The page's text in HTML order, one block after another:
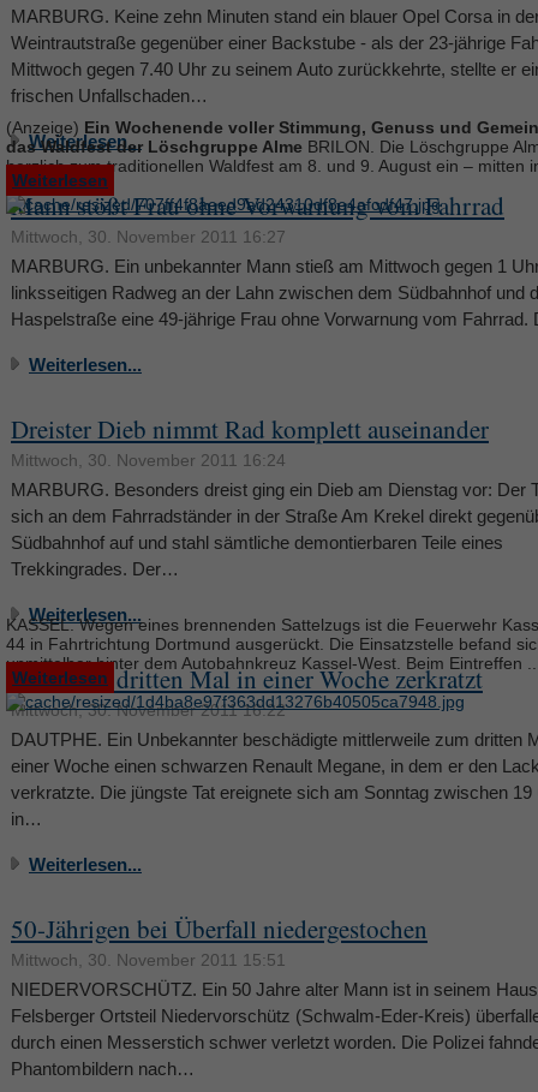
(Anzeige) Ein Wochenende voller Stimmung, Genuss und
das Waldfest der Löschgruppe Alme BRILON. Die Löschgruppe
herzlich zum traditionellen Waldfest am 8. und 9. August ein – mitten
Weiterlesen
KASSEL. Wegen eines brennenden Sattelzugs ist die Feuerwehr
44 in Fahrtrichtung Dortmund ausgerückt. Die Einsatzstelle befand
unmittelbar hinter dem Autobahnkreuz Kassel-West. Beim Eintreffen
Weiterlesen
MARBURG. Keine zehn Minuten stand ein blauer Opel Corsa in
Weintrautstraße gegenüber einer Backstube - als der 23-jährige
Mittwoch gegen 7.40 Uhr zu seinem Auto zurückkehrte, stellte er
frischen Unfallschaden…
Weiterlesen...
Mann stößt Frau ohne Vorwarnung vom Fahrrad
Mittwoch, 30. November 2011 16:27
MARBURG. Ein unbekannter Mann stieß am Mittwoch gegen 1
linksseitigen Radweg an der Lahn zwischen dem Südbahnhof und
Haspelstraße eine 49-jährige Frau ohne Vorwarnung vom
Weiterlesen...
Dreister Dieb nimmt Rad komplett auseinander
Mittwoch, 30. November 2011 16:24
MARBURG. Besonders dreist ging ein Dieb am Dienstag vor: Der
sich an dem Fahrradständer in der Straße Am Krekel direkt
Südbahnhof auf und stahl sämtliche demontierbaren Teile eines
Trekkingrades. Der…
Weiterlesen...
Auto zum dritten Mal in einer Woche zerkratzt
Mittwoch, 30. November 2011 16:22
DAUTPHE. Ein Unbekannter beschädigte mittlerweile zum dritten
einer Woche einen schwarzen Renault Megane, in dem er den
verkratzte. Die jüngste Tat ereignete sich am Sonntag zwischen 19
in…
Weiterlesen...
50-Jährigen bei Überfall niedergestochen
Mittwoch, 30. November 2011 15:51
NIEDERVORSCHÜTZ. Ein 50 Jahre alter Mann ist in seinem
Felsberger Ortsteil Niedervorschütz (Schwalm-Eder-Kreis)
durch einen Messerstich schwer verletzt worden. Die Polizei
Phantombildern nach…